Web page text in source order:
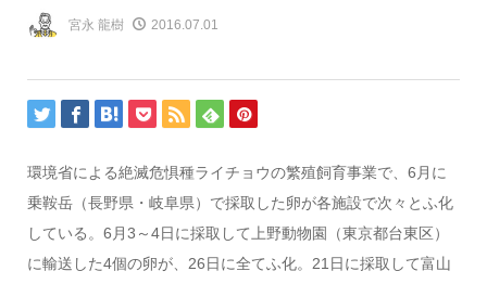
宮永 龍樹 2016.07.01
環境省による絶滅危惧種ライチョウの繁殖飼育事業で、6月に
乗鞍岳（長野県・岐阜県）で採取した卵が各施設で次々とふ化
している。6月3～4日に採取して上野動物園（東京都台東区）
に輸送した4個の卵が、26日に全てふ化。21日に採取して富山